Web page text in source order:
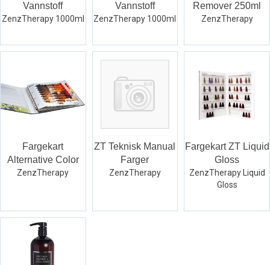
Vannstoff
ZenzTherapy 1000ml
Vannstoff
ZenzTherapy 1000ml
Remover 250ml
ZenzTherapy
Fargekart
Alternative Color
ZenzTherapy
ZT Teknisk Manual
Farger
ZenzTherapy
Fargekart ZT Liquid
Gloss
ZenzTherapy Liquid
Gloss